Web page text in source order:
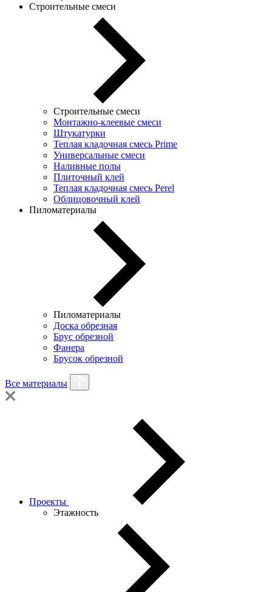
Строительные смеси
Строительные смеси
Монтажно-клеевые смеси
Штукатурки
Теплая кладочная смесь Prime
Универсальные смеси
Наливные полы
Плиточный клей
Теплая кладочная смесь Perel
Облицовочный клей
Пиломатериалы
Пиломатериалы
Доска обрезная
Брус обрезной
Фанера
Брусок обрезной
Все материалы
Проекты
Этажность